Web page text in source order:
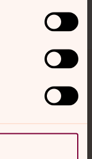
chatta anonymt